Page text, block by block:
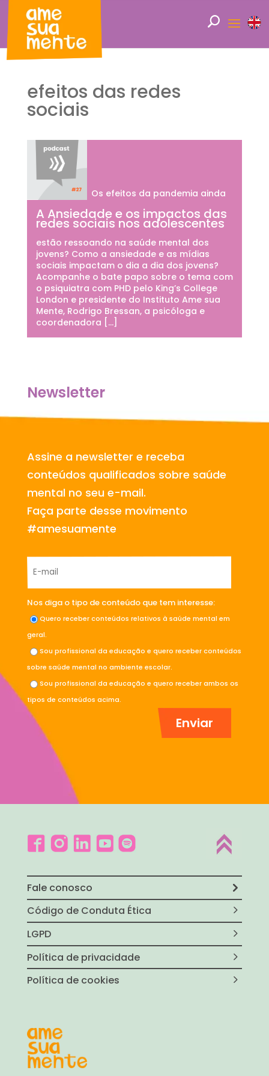
efeitos das redes
sociais
A Ansiedade e os impactos das
redes sociais nos adolescentes
Os efeitos da pandemia ainda
estão ressoando na saúde mental dos
jovens? Como a ansiedade e as mídias
sociais impactam o dia a dia dos jovens?
Acompanhe o bate papo sobre o tema com
o psiquiatra com PHD pelo King’s College
London e presidente do Instituto Ame sua
Mente, Rodrigo Bressan, a psicóloga e
coordenadora […]
Newsletter
Assine a newsletter e receba
conteúdos qualificados sobre saúde
mental no seu e-mail.
Faça parte desse movimento
#amesuamente
Nos diga o tipo de conteúdo que tem interesse:
Quero receber conteúdos relativos à saúde mental em
geral.
Sou profissional da educação e quero receber conteúdos
sobre saúde mental no ambiente escolar.
Sou profissional da educação e quero receber ambos os
tipos de conteúdos acima.
Fale conosco
Código de Conduta Ética
LGPD
Política de privacidade
Política de cookies